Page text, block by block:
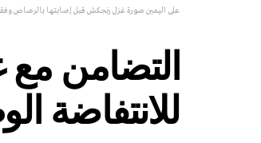
على اليمين صورة غزل رنجكش قبل إصابتها بالرصاص
للانتفاضة